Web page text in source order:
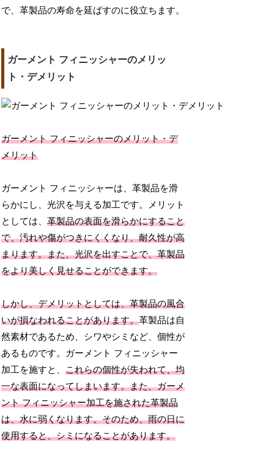
で、革製品の寿命を延ばすのに役立ちます。
ガーメント フィニッシャーのメリッ
ト・デメリット
ガーメント フィニッシャーのメリット・デ
メリット
ガーメント フィニッシャーは、革製品を滑
らかにし、光沢を与える加工です。メリット
としては、革製品の表面を滑らかにすること
で、汚れや傷がつきにくくなり、耐久性が高
まります。また、光沢を出すことで、革製品
をより美しく見せることができます。
しかし、デメリットとしては、革製品の風合
いが損なわれることがあります。革製品は自
然素材であるため、シワやシミなど、個性が
あるものです。ガーメント フィニッシャー
加工を施すと、これらの個性が失われて、均
一な表面になってしまいます。また、ガーメ
ント フィニッシャー加工を施された革製品
は、水に弱くなります。そのため、雨の日に
使用すると、シミになることがあります。